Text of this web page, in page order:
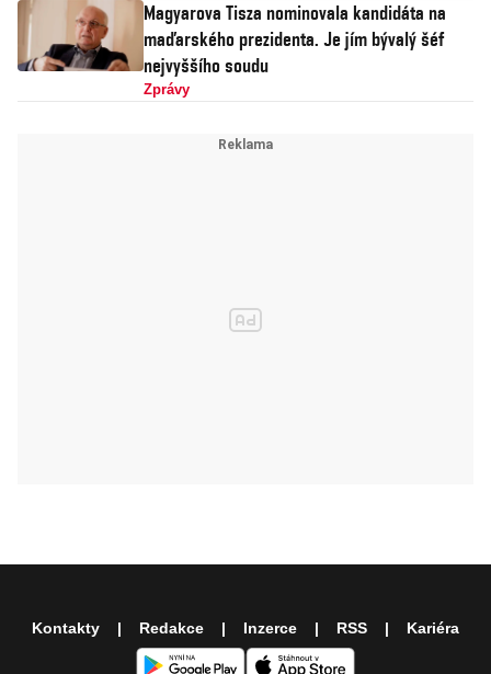
Magyarova Tisza nominovala kandidáta na
maďarského prezidenta. Je jím bývalý šéf
nejvyššího soudu
Zprávy
Kontakty Redakce Inzerce RSS Kariéra